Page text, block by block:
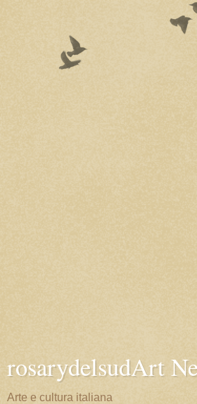
rosarydelsudArt
Arte e cultura italiana